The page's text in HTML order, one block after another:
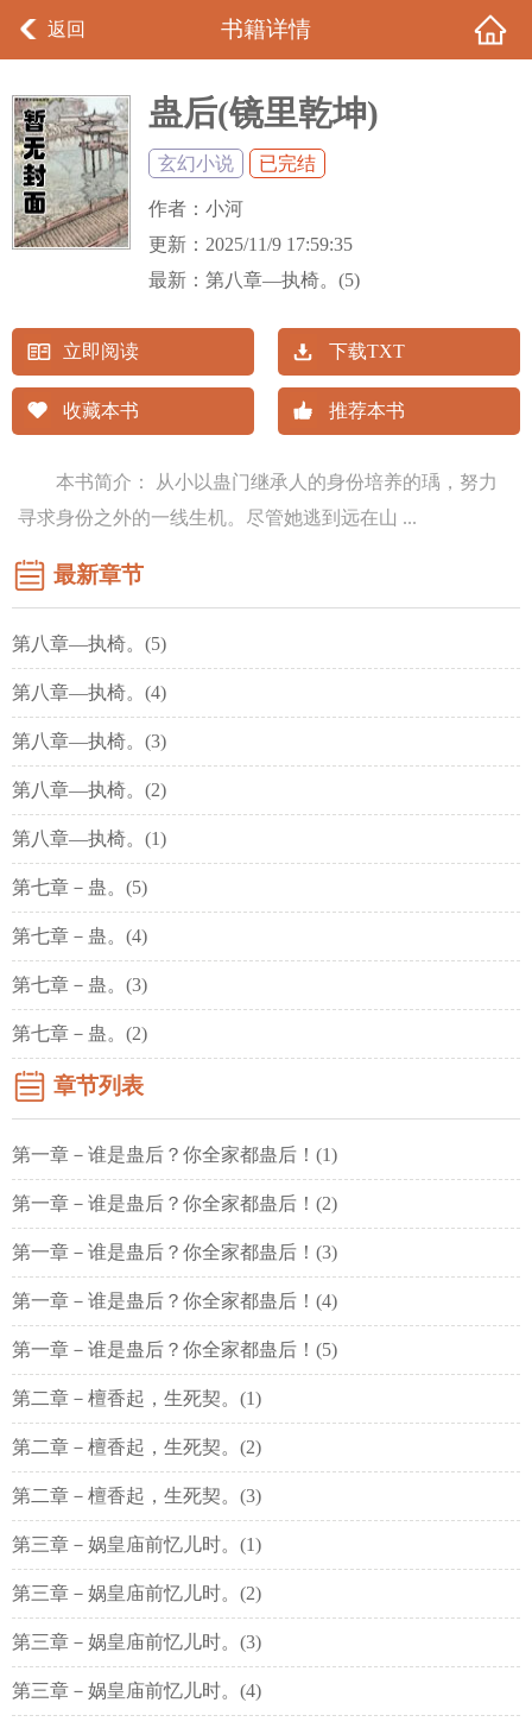
返回 书籍详情
蛊后(镜里乾坤)
玄幻小说 已完结
作者： 小河
更新： 2025/11/9 17:59:35
最新： 第八章—执椅。(5)
立即阅读 下载TXT
收藏本书 推荐本书
本书简介： 从小以蛊门继承人的身份培养的瑀，努力
寻求身份之外的一线生机。尽管她逃到远在山 ...
最新章节
第八章—执椅。(5)
第八章—执椅。(4)
第八章—执椅。(3)
第八章—执椅。(2)
第八章—执椅。(1)
第七章－蛊。(5)
第七章－蛊。(4)
第七章－蛊。(3)
第七章－蛊。(2)
章节列表
第一章－谁是蛊后？你全家都蛊后！(1)
第一章－谁是蛊后？你全家都蛊后！(2)
第一章－谁是蛊后？你全家都蛊后！(3)
第一章－谁是蛊后？你全家都蛊后！(4)
第一章－谁是蛊后？你全家都蛊后！(5)
第二章－檀香起，生死契。(1)
第二章－檀香起，生死契。(2)
第二章－檀香起，生死契。(3)
第三章－娲皇庙前忆儿时。(1)
第三章－娲皇庙前忆儿时。(2)
第三章－娲皇庙前忆儿时。(3)
第三章－娲皇庙前忆儿时。(4)